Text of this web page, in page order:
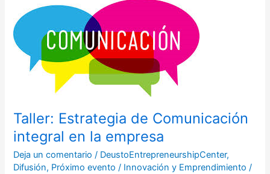
Taller: Estrategia de Comunicación
integral en la empresa
Deja un comentario / DeustoEntrepreneurshipCenter,
Difusión, Próximo evento / Innovación y Emprendimiento/
Estrategia
de
Comunicación
integral